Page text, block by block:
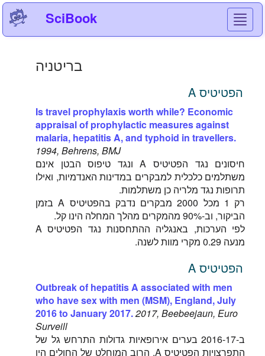
SciBook
בריטניה
הפטיטיס A
Is travel prophylaxis worth while? Economic
appraisal of prophylactic measures against
malaria, hepatitis A, and typhoid in travellers.
1994, Behrens, BMJ
חיסונים נגד הפטיטיס A ונגד טיפוס הבטן אינם
משתלמים כלכלית למבקרים במדינות האנדמיות, ואילו
תרופות נגד מלריה כן משתלמות.
רק 1 מכל 2000 מבקרים נדבק בהפטיטיס A בזמן
הביקור, וב-90% מהמקרים מהלך המחלה הינו קל.
לפי הערכות, באנגליה ההתחסנות נגד הפטיטיס A
מנעה 0.29 מקרי מוות לשנה.
הפטיטיס A
Outbreak of hepatitis A associated with men
who have sex with men (MSM), England, July
2016 to January 2017.2017, Beebeejaun, Euro
Surveill
ב-2016-17 בערים אירופאיות גדולות התרחש גל של
התפרצויות הפטיטיס A. הרוב המוחלט של החולים היו